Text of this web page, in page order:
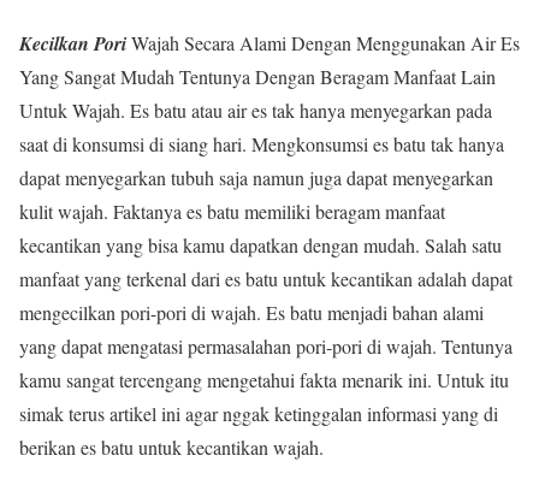
Kecilkan PoriWajah Secara Alami Dengan Menggunakan Air Es
Yang Sangat Mudah Tentunya Dengan Beragam Manfaat Lain
Untuk Wajah. Es batu atau air es tak hanya menyegarkan pada
saat di konsumsi di siang hari. Mengkonsumsi es batu tak hanya
dapat menyegarkan tubuh saja namun juga dapat menyegarkan
kulit wajah. Faktanya es batu memiliki beragam manfaat
kecantikan yang bisa kamu dapatkan dengan mudah. Salah satu
manfaat yang terkenal dari es batu untuk kecantikan adalah dapat
mengecilkan pori-pori di wajah. Es batu menjadi bahan alami
yang dapat mengatasi permasalahan pori-pori di wajah. Tentunya
kamu sangat tercengang mengetahui fakta menarik ini. Untuk itu
simak terus artikel ini agar nggak ketinggalan informasi yang di
berikan es batu untuk kecantikan wajah.